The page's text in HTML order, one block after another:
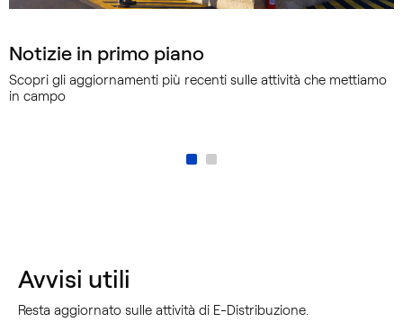
Notizie in primo piano
Scopri gli aggiornamenti più recenti sulle attività che mettiamo
in campo
Avvisi utili
Resta aggiornato sulle attività di E-Distribuzione.